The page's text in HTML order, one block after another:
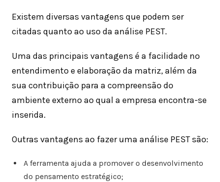
Existem diversas vantagens que podem ser
citadas quanto ao uso da análise PEST.
Uma das principais vantagens é a facilidade no
entendimento e elaboração da matriz, além da
sua contribuição para a compreensão do
ambiente externo ao qual a empresa encontra-se
inserida.
Outras vantagens ao fazer uma análise PEST são:
A ferramenta ajuda a promover o desenvolvimento
do pensamento estratégico;